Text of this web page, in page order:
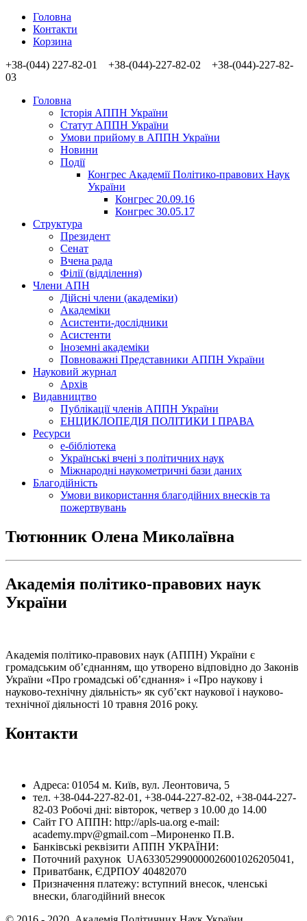
Головна
Контакти
Корзина
+38-(044) 227-82-01 +38-(044)-227-82-02 +38-(044)-227-82-
03
Головна
Історія АППН України
Статут АППН України
Умови прийому в АППН України
Новини
Події
Конгрес Академії Політико-правових Наук
України
Конгрес 20.09.16
Конгрес 30.05.17
Структура
Президент
Сенат
Вчена рада
Філії (відділення)
Члени АПН
Дійсні члени (академіки)
Академіки
Асистенти-дослідники
Асистенти
Іноземні академіки
Повноважні Представники АППН України
Науковий журнал
Архів
Видавництво
Публікації членів АППН України
ЕНЦИКЛОПЕДІЯ ПОЛІТИКИ І ПРАВА
Ресурси
е-бібліотека
Українські вчені з політичних наук
Міжнародні наукометричні бази даних
Благодійність
Умови використання благодійних внесків та
пожертвувань
Тютюнник Олена Миколаївна
Академія політико-правових наук
України
Академія політико-правових наук (АППН) України є
громадським об’єднанням, що утворено відповідно до Законів
України «Про громадські об’єднання» і «Про наукову і
науково-технічну діяльність» як суб’єкт наукової і науково-
технічної діяльності 10 травня 2016 року.
Контакти
Адреса: 01054 м. Київ, вул. Леонтовича, 5
тел. +38-044-227-82-01, +38-044-227-82-02, +38-044-227-
82-03 Робочі дні: вівторок, четвер з 10.00 до 14.00
Сайт ГО АППН: http://apls-ua.org e-mail:
academy.mpv@gmail.com –Мироненко П.В.
Банківські реквізити АППН УКРАЇНИ:
Поточний рахунок UA633052990000026001026205041,
Приватбанк, ЄДРПОУ 40482070
Призначення платежу: вступний внесок, членські
внески, благодійний внесок